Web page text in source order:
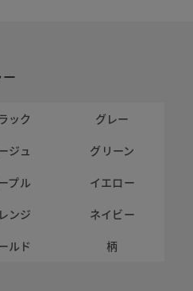
ック
グレー
ジュ
グリーン
プル
イエロー
ンジ
ネイビー
ルド 柄